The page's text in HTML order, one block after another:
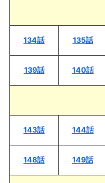
134話 135話
139話 140話
143話 144話
148話 149話